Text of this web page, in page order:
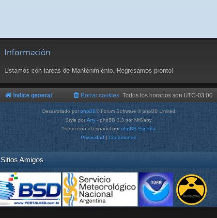
Información
Estamos con tareas de Mantenimiento. Regresamos pronto!
Índice general Todos los horarios son UTC-03:00
Borrar cookies
Desarrollado por phpBB® Forum Software © phpBB Limited
Style por Arty - phpBB 3.3 por MrGaby
Traducción al español por phpBB España
Privacidad | Condiciones
Sitios Amigos